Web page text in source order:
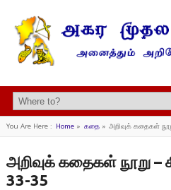
You Are Here : Home» கதை» அறிவுக் கதைகள்
அறிவுக் கதைகள் நூறு –
33-35